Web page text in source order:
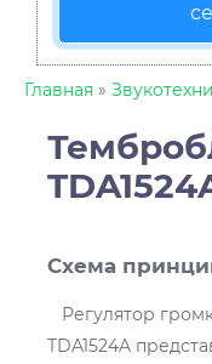
Главная »
Схема
Регулятор
TDA1524A